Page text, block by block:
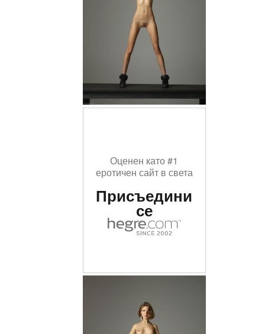
Оценен като #1
еротичен сайт в света
Присъедини
се